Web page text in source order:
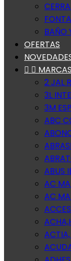
BAÑO
OFERTAS
  MARCAS
2 JAL
3L
3M
ABC
ABUS
AC
AC